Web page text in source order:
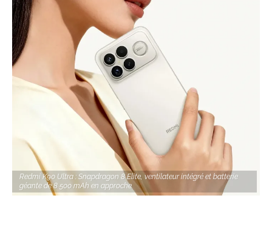
Redmi K90 Ultra : Snapdragon 8 Elite, ventilateur intégré et batterie
géante de 8 500 mAh en approche